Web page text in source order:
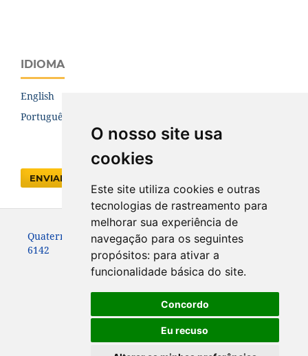
O nosso site usa
cookies
Este site utiliza cookies e outras
tecnologias de rastreamento para
melhorar sua experiência de
navegação para os seguintes
propósitos: para ativar a
funcionalidade básica do site.
Concordo
Eu recuso
IDIOMA
English
Português (Brasil)
ENVIAR SUBMISSÃO
Quaternary Environmental Geosciences - ISSN 2176-
6142